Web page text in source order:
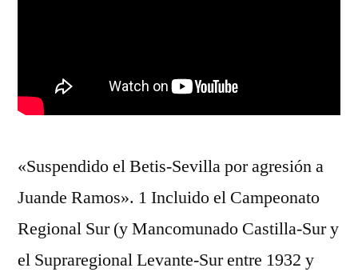
«Suspendido el Betis-Sevilla por agresión a
Juande Ramos». 1 Incluido el Campeonato
Regional Sur (y Mancomunado Castilla-Sur y
el Supraregional Levante-Sur entre 1932 y